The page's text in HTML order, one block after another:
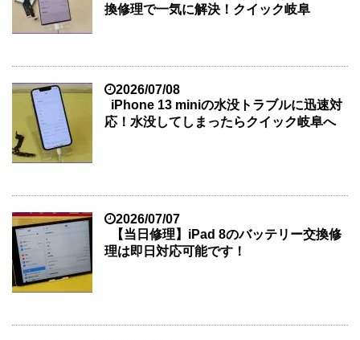
換修理で一気に解決！クイック岐阜
2026/07/08
iPhone 13 miniの水没トラブルに迅速対
応！水没してしまったらクイック岐阜へ
2026/07/07
【当日修理】iPad 8のバッテリー交換修
理は即日対応可能です！